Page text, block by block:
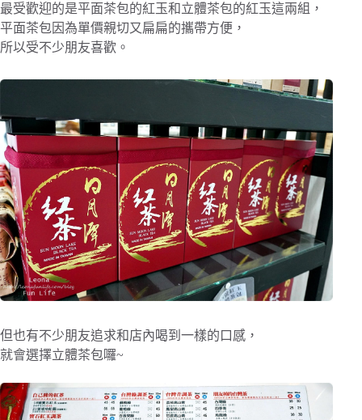
最受歡迎的是平面茶包的紅玉和立體茶包的紅玉這兩組，
平面茶包因為單價親切又扁扁的攜帶方便，
所以受不少朋友喜歡。
但也有不少朋友追求和店內喝到一樣的口感，
就會選擇立體茶包囉~